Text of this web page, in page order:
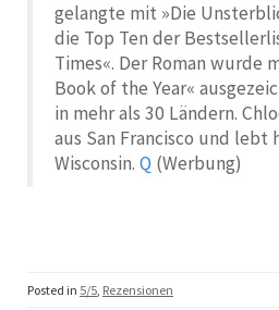
gelangte mit »Die
die Top Ten der
Times«. Der Roman wurde
Book of the Year«
in mehr als 30 Ländern.
aus San Francisco und lebt
Wisconsin. Q (Werbung)
Posted in 5/5, Rezensionen